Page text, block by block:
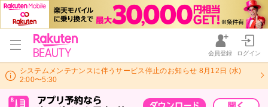
会員登録 ログイン
システムメンテナンスに伴うサービス停止のお知らせ 8月12日 (水)
2:00〜5:30